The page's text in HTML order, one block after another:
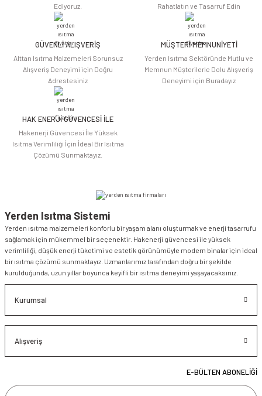
Ürün bilgilerinde hatalar bulunuyor.
Ürün fiyatı diğer sitelerden daha pahalı.
Bu ürüne benzer farklı alternatifler olmalı.
Ediyoruz.
Rahatlatın ve Tasarruf Edin
GÜVENLİ ALIŞVERİŞ
Alttan Isıtma Malzemeleri Sorunsuz
Alışveriş Deneyimi için Doğru
Adrestesiniz
MÜŞTERİ MEMNUNİYETİ
Yerden Isıtma Sektöründe Mutlu ve
Memnun Müşterilerle Dolu Alışveriş
Deneyimi için Buradayız
HAK ENERJİ GÜVENCESİ İLE
Hakenerji Güvencesi İle Yüksek
Isıtma Verimliliği İçin İdeal Bir Isıtma
Çözümü Sunmaktayız.
Yerden Isıtma Sistemi
Yerden ısıtma malzemeleri konforlu bir yaşam alanı oluşturmak ve enerji tasarrufu
sağlamak için mükemmel bir seçenektir. Hakenerji güvencesi ile yüksek
verimliliği, düşük enerji tüketimi ve estetik görünümüyle modern binalar için ideal
bir ısıtma çözümü sunmaktayız. Uzmanlarımız tarafından doğru bir şekilde
kurulduğunda, uzun yıllar boyunca keyifli bir ısıtma deneyimi yaşayacaksınız.
Kurumsal
Alışveriş
E-BÜLTEN ABONELİĞİ